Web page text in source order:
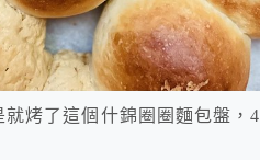
烤了這個什錦圈圈麵包盤，